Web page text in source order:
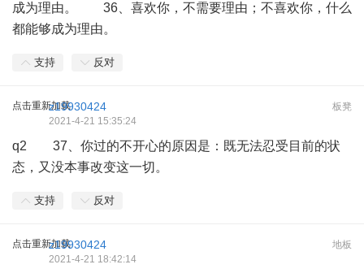
成为理由。 36、喜欢你，不需要理由；不喜欢你，什么
都能够成为理由。
支持 反对
点击重新加载 板凳
z19930424
2021-4-21 15:35:24
q2 37、你过的不开心的原因是：既无法忍受目前的状
态，又没本事改变这一切。
支持 反对
点击重新加载 地板
z19930424
2021-4-21 18:42:14